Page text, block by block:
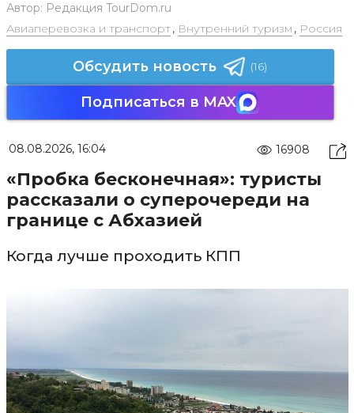
Автор: Редакция TourDom.ru
Авиаперевозка и транспорт, Внутренний туризм , Россия
Обсудить новость (16)
Подписаться в MAX
08.08.2026, 16:04 16908
«Пробка бесконечная»: туристы
рассказали о суперочереди на
границе с Абхазией
Когда лучше проходить КПП